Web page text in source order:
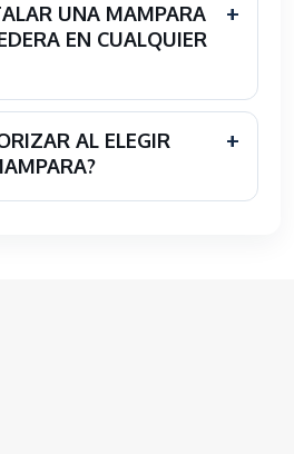
UNA MAMPARA
EN CUALQUIER
AL ELEGIR